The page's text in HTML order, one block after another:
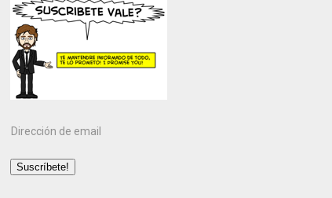
Dirección
email
Suscríbete!